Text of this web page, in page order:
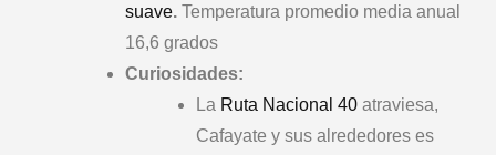
suave. Temperatura promedio media anual
16,6 grados
Curiosidades:
La Ruta Nacional 40 atraviesa,
Cafayate y sus alrededores es